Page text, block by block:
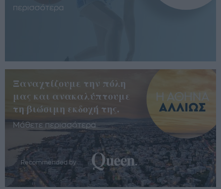
περισσότερα
Ξαναχτίζουμε την πόλη
μας και ανακαλύπτουμε
τη βιώσιμη εκδοχή της.
Μάθετε περισσότερα
Recommended by